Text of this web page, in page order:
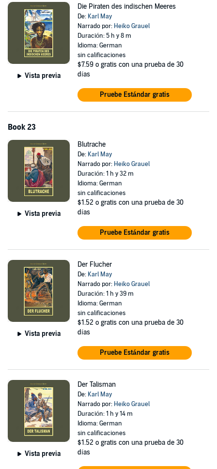
Vista previa
Die Piraten des indischen Meeres
De: Karl May
Narrado por: Heiko Grauel
Duración: 5 h y 8 m
Idioma: German
sin calificaciones
$7.59 o gratis con una prueba de 30
días
Pruebe Estándar gratis
Book 23
Vista previa
Blutrache
De: Karl May
Narrado por: Heiko Grauel
Duración: 1 h y 32 m
Idioma: German
sin calificaciones
$1.52 o gratis con una prueba de 30
días
Pruebe Estándar gratis
Vista previa
Der Flucher
De: Karl May
Narrado por: Heiko Grauel
Duración: 1 h y 39 m
Idioma: German
sin calificaciones
$1.52 o gratis con una prueba de 30
días
Pruebe Estándar gratis
Vista previa
Der Talisman
De: Karl May
Narrado por: Heiko Grauel
Duración: 1 h y 14 m
Idioma: German
sin calificaciones
$1.52 o gratis con una prueba de 30
días